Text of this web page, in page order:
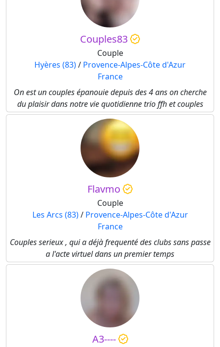
Couples83
Couple
Hyères (83)/ Provence-Alpes-Côte d'Azur
France
On est un couples épanouie depuis des 4 ans on cherche
du plaisir dans notre vie quotidienne trio ffh et couples
Flavmo
Couple
Les Arcs (83)/ Provence-Alpes-Côte d'Azur
France
Couples serieux , qui a déjà frequenté des clubs sans passe
a l'acte virtuel dans un premier temps
A3----